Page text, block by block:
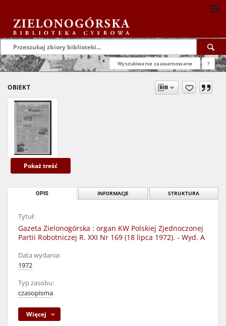
Wyszukiwanie zaawansowane ?
OBIEKT
Pokaż treść
OPIS INFORMACJE STRUKTURA
Tytuł:
Gazeta Zielonogórska : organ KW Polskiej Zjednoczonej
Partii Robotniczej R. XXI Nr 169 (18 lipca 1972). - Wyd. A
Data wydania:
1972
Typ zasobu:
czasopisma
Więcej